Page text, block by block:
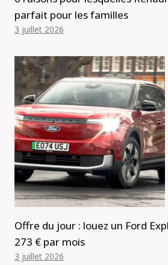
parfait pour les familles
3 juillet 2026
Offre du jour : louez un Ford
273 € par mois
3 juillet 2026